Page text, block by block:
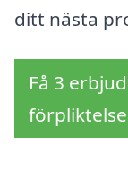
ditt nästa
Få 3